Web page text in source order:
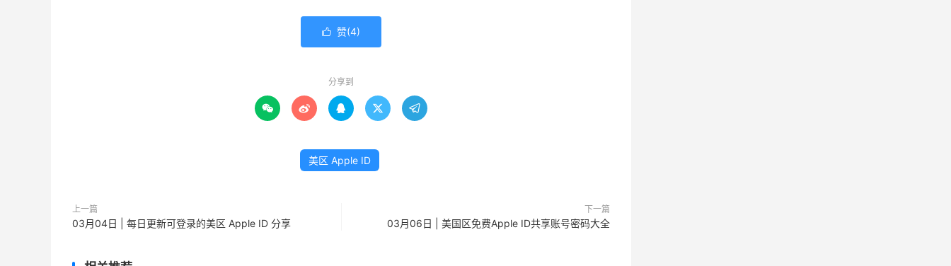
 赞(4)
分享到
    
美区 Apple ID
上一篇
03月04日 | 每日更新可登录的美区 Apple ID 分享
下一篇
03月06日 | 美国区免费Apple ID共享账号密码大全